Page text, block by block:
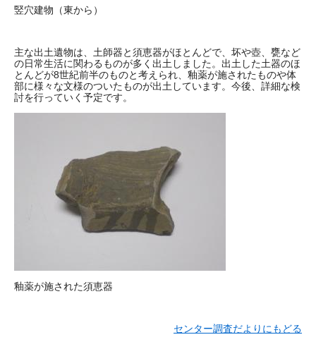
竪穴建物（東から）
主な出土遺物は、土師器と須恵器がほとんどで、坏や壺、甕など
の日常生活に関わるものが多く出土しました。出土した土器のほ
とんどが8世紀前半のものと考えられ、釉薬が施されたものや体
部に様々な文様のついたものが出土しています。今後、詳細な検
討を行っていく予定です。
釉薬が施された須恵器
センター調査だよりにもどる